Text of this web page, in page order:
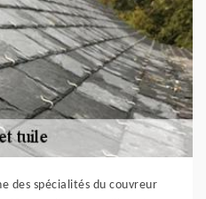
des spécialités du couvreur